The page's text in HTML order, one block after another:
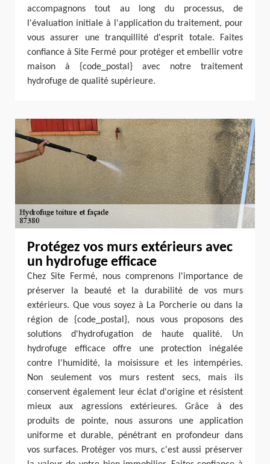
accompagnons tout au long du processus, de
l'évaluation initiale à l'application du traitement, pour
vous assurer une tranquillité d'esprit totale. Faites
confiance à Site Fermé pour protéger et embellir votre
maison à {code_postal} avec notre traitement
hydrofuge de qualité supérieure.
Protégez vos murs extérieurs avec
un hydrofuge efficace
Chez Site Fermé, nous comprenons l'importance de
préserver la beauté et la durabilité de vos murs
extérieurs. Que vous soyez à La Porcherie ou dans la
région de {code_postal}, nous vous proposons des
solutions d'hydrofugation de haute qualité. Un
hydrofuge efficace offre une protection inégalée
contre l'humidité, la moisissure et les intempéries.
Non seulement vos murs restent secs, mais ils
conservent également leur éclat d'origine et résistent
mieux aux agressions extérieures. Grâce à des
produits de pointe, nous assurons une application
uniforme et durable, pénétrant en profondeur dans
vos surfaces. Protéger vos murs, c'est aussi préserver